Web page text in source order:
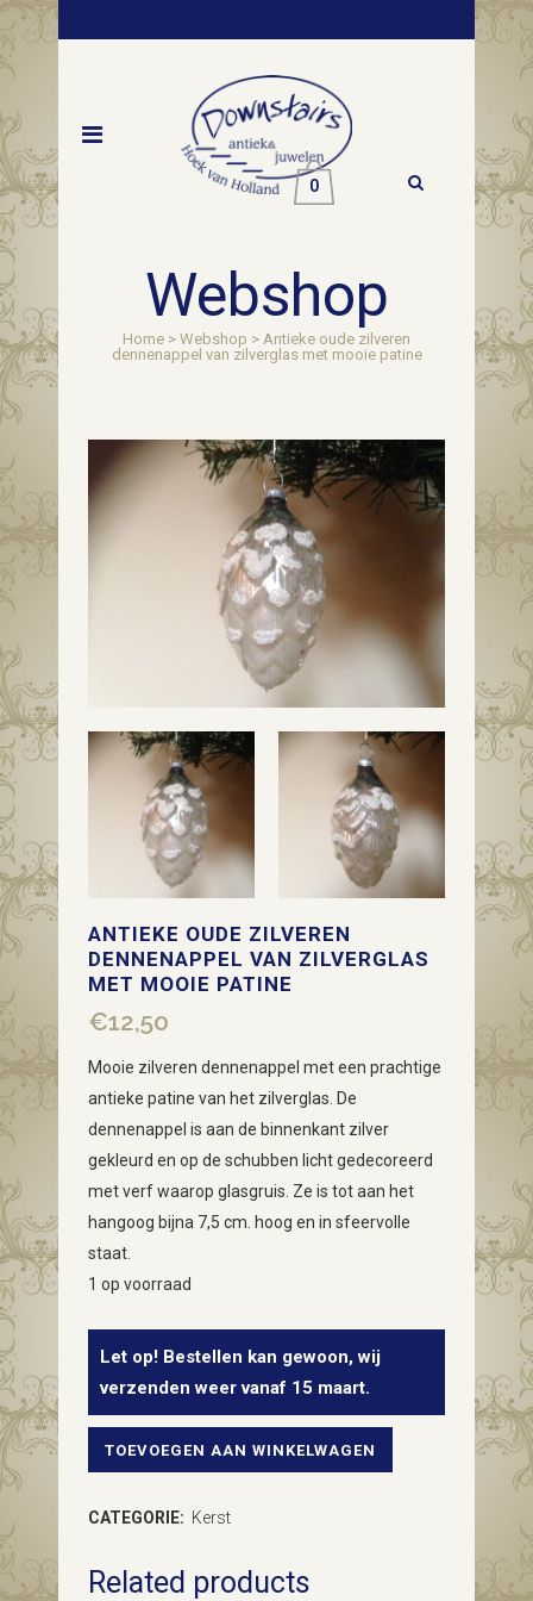
0
Webshop
Home > Webshop > Antieke oude zilveren
dennenappel van zilverglas met mooie patine
ANTIEKE OUDE ZILVEREN
DENNENAPPEL VAN ZILVERGLAS
MET MOOIE PATINE
€12,50
Mooie zilveren dennenappel met een prachtige
antieke patine van het zilverglas. De
dennenappel is aan de binnenkant zilver
gekleurd en op de schubben licht gedecoreerd
met verf waarop glasgruis. Ze is tot aan het
hangoog bijna 7,5 cm. hoog en in sfeervolle
staat.
1 op voorraad
Let op! Bestellen kan gewoon, wij
verzenden weer vanaf 15 maart.
Antieke
dennenappel
TOEVOEGEN AAN WINKELWAGEN
CATEGORIE: Kerst
Related products